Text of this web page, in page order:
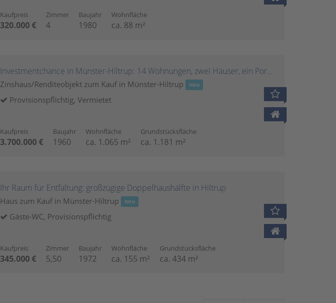
Kaufpreis
320.000 €
Zimmer
4
Baujahr
1980
Wohnfläche
ca. 88 m²
Investmentchance in Münster-Hiltrup: 14 Wohnungen, zwei Häuser, ein Portfolio
Zinshaus/Renditeobjekt zum Kauf in Münster-Hiltrup neu
Provisionspflichtig, Vermietet
Kaufpreis
3.700.000 €
Baujahr
1960
Wohnfläche
ca. 1.065 m²
Grundstücksfläche
ca. 1.181 m²
Ihr Raum für Entfaltung: großzügige Doppelhaushälfte in Hiltrup
Haus zum Kauf in Münster-Hiltrup neu
Gäste-WC, Provisionspflichtig
Kaufpreis
345.000 €
Zimmer
5,50
Baujahr
1972
Wohnfläche
ca. 155 m²
Grundstücksfläche
ca. 434 m²